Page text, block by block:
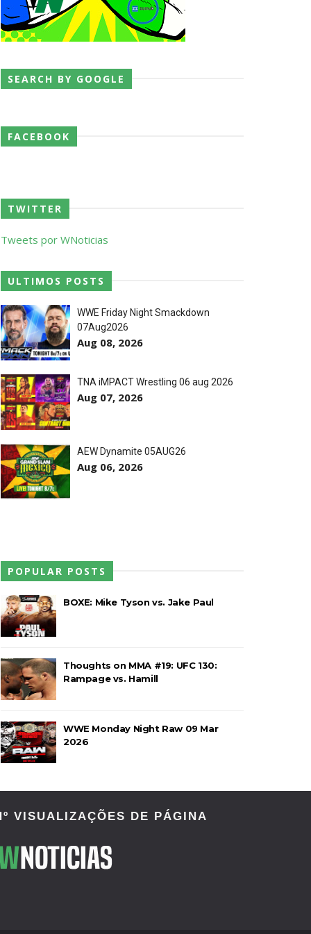
passo
da WWE
de frases icónicas
Fight com arame farpado
títulos no Grand Slam Mexico
após interferência decisiva de
Callis Family no Grand Slam Mexico
brutal no Grand Slam Mexico
Birds levam a melhor no Grand
no Grand Slam Mexico e é
entre Adam Copeland e Young Bucks
SEARCH BY GOOGLE
FACEBOOK
TWITTER
Tweets por WNoticias
ULTIMOS POSTS
WWE Friday Night Smackdown
07Aug2026
Aug 08, 2026
TNA iMPACT Wrestling 06 aug 2026
Aug 07, 2026
AEW Dynamite 05AUG26
Aug 06, 2026
POPULAR POSTS
BOXE: Mike Tyson vs. Jake Paul
Thoughts on MMA #19: UFC 130:
Rampage vs. Hamill
WWE Monday Night Raw 09 Mar
2026
VISUALIZAÇÕES DE PÁGINA